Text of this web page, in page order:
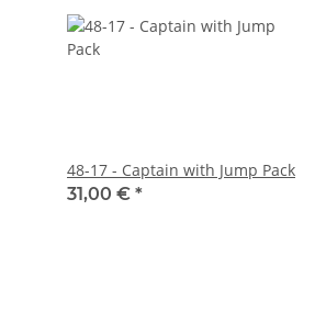
48-17 - Captain with Jump Pack
31,00 € *